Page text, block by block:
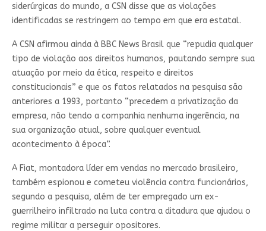
siderúrgicas do mundo, a CSN disse que as violações
identificadas se restringem ao tempo em que era estatal.
A CSN afirmou ainda à BBC News Brasil que “repudia qualquer
tipo de violação aos direitos humanos, pautando sempre sua
atuação por meio da ética, respeito e direitos
constitucionais” e que os fatos relatados na pesquisa são
anteriores a 1993, portanto “precedem a privatização da
empresa, não tendo a companhia nenhuma ingerência, na
sua organização atual, sobre qualquer eventual
acontecimento à época”.
A Fiat, montadora líder em vendas no mercado brasileiro,
também espionou e cometeu violência contra funcionários,
segundo a pesquisa, além de ter empregado um ex-
guerrilheiro infiltrado na luta contra a ditadura que ajudou o
regime militar a perseguir opositores.